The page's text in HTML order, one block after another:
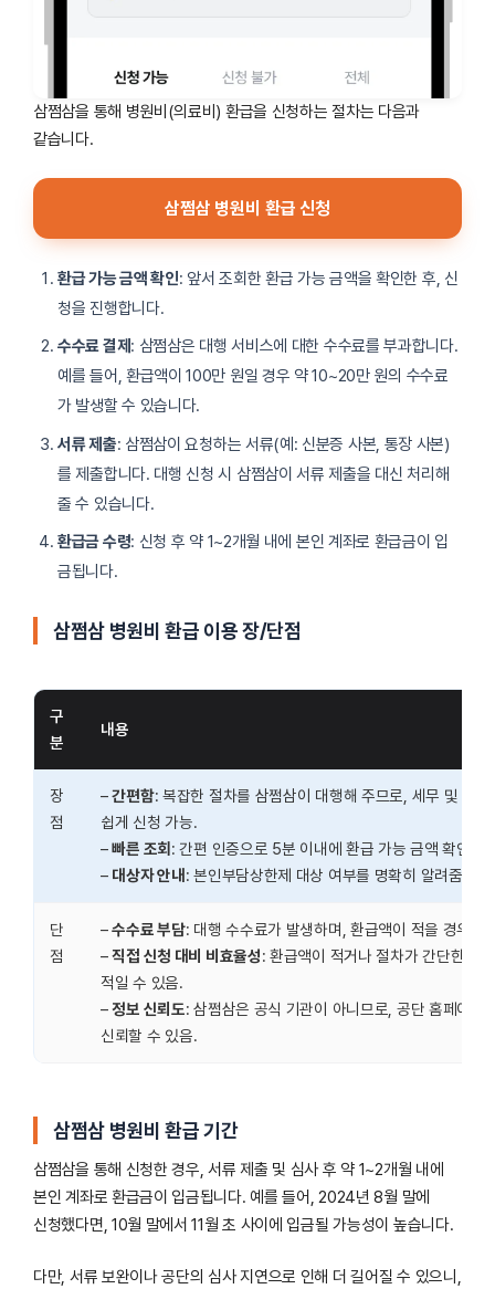
삼쩜삼을 통해 병원비(의료비) 환급을 신청하는 절차는 다음과
같습니다.
삼쩜삼 병원비 환급 신청
환급 가능 금액 확인: 앞서 조회한 환급 가능 금액을 확인한 후, 신
청을 진행합니다.
수수료 결제 : 삼쩜삼은 대행 서비스에 대한 수수료를 부과합니다.
예를 들어, 환급액이 100만 원일 경우 약 10~20만 원의 수수료
가 발생할 수 있습니다.
서류 제출: 삼쩜삼이 요청하는 서류(예: 신분증 사본, 통장 사본)
를 제출합니다. 대행 신청 시 삼쩜삼이 서류 제출을 대신 처리해
줄 수 있습니다.
환급금 수령: 신청 후 약 1~2개월 내에 본인 계좌로 환급금이 입
금됩니다.
삼쩜삼 병원비 환급 이용 장/단점
구
분
내용
장
점
–간편함: 복잡한 절차를 삼쩜삼이 대행해 주므로, 세무 및 의
쉽게 신청 가능.
–빠른 조회: 간편 인증으로 5분 이내에 환급 가능 금액 확인 가
– 대상자 안내: 본인부담상한제 대상 여부를 명확히 알려줌.
단
점
–수수료 부담: 대행 수수료가 발생하며, 환급액이 적을 경우
–직접 신청 대비 비효율성: 환급액이 적거나 절차가 간단한 경
적일 수 있음.
–정보 신뢰도: 삼쩜삼은 공식 기관이 아니므로, 공단 홈페이지
신뢰할 수 있음.
삼쩜삼 병원비 환급 기간
삼쩜삼을 통해 신청한 경우, 서류 제출 및 심사 후 약 1~2개월 내에
본인 계좌로 환급금이 입금됩니다. 예를 들어, 2024년 8월 말에
신청했다면, 10월 말에서 11월 초 사이에 입금될 가능성이 높습니다.
다만, 서류 보완이나 공단의 심사 지연으로 인해 더 길어질 수 있으니,